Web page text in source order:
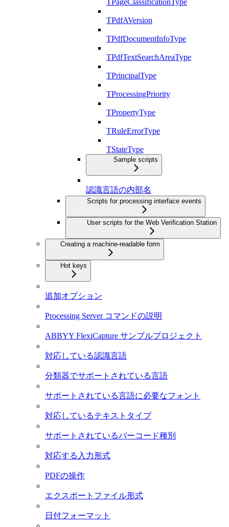
TPageClassificationType
TPdfAVersion
TPdfDocumentInfoType
TPdfTextSearchAreaType
TPrincipalType
TProcessingPriority
TPropertyType
TRuleErrorType
TStateType
Sample scripts
認識言語の内部名
Scripts for processing interface events
User scripts for the Web Verification Station
Creating a machine-readable form
Hot keys
追加オプション
Processing Server コマンドの説明
ABBYY FlexiCapture サンプルプロジェクト
対応している認識言語
分類器でサポートされている言語
サポートされている言語に必要なフォント
対応しているテキストタイプ
サポートされているバーコード種別
対応する入力形式
PDFの操作
エクスポートファイル形式
日付フォーマット